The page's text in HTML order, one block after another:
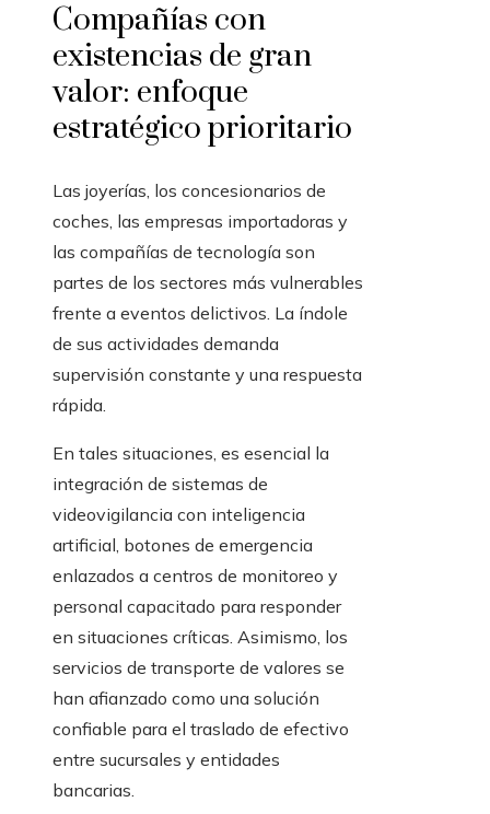
Compañías con
existencias de gran
valor: enfoque
estratégico prioritario
Las joyerías, los concesionarios de
coches, las empresas importadoras y
las compañías de tecnología son
partes de los sectores más vulnerables
frente a eventos delictivos. La índole
de sus actividades demanda
supervisión constante y una respuesta
rápida.
En tales situaciones, es esencial la
integración de sistemas de
videovigilancia con inteligencia
artificial, botones de emergencia
enlazados a centros de monitoreo y
personal capacitado para responder
en situaciones críticas. Asimismo, los
servicios de transporte de valores se
han afianzado como una solución
confiable para el traslado de efectivo
entre sucursales y entidades
bancarias.